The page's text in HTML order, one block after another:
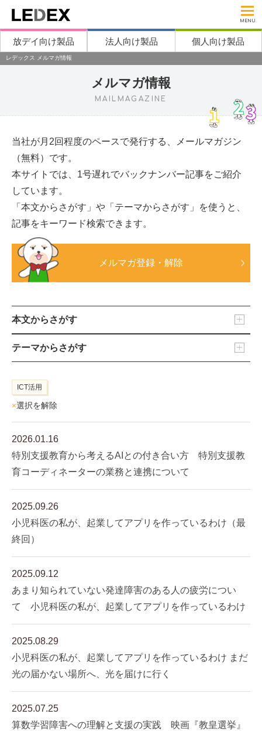
MENU
放デイ向け製品 法人向け製品 個人向け製品
レデックス メルマガ情報
メルマガ情報
MAILMAGAZINE
当社が月2回程度のペースで発行する、メールマガジン
（無料）です。
本サイトでは、1号遅れでバックナンバー記事をご紹介
しています。
「本文からさがす」や「テーマからさがす」を使うと、
記事をキーワード検索できます。
メルマガ登録・解除
本文からさがす
テーマからさがす
ICT活用
×選択を解除
2026.01.16
特別支援教育から考えるAIとの付き合い方 特別支援教
育コーディネーターの業務と連携について
2025.09.26
小児科医の私が、起業してアプリを作っているわけ（最
終回）
2025.09.12
あまり知られていない発達障害のある人の疲労につい
て 小児科医の私が、起業してアプリを作っているわけ
2025.08.29
小児科医の私が、起業してアプリを作っているわけ まだ
光の届かない場所へ、光を届けに行く
2025.07.25
算数学習障害への理解と支援の実践 映画『教皇選挙』